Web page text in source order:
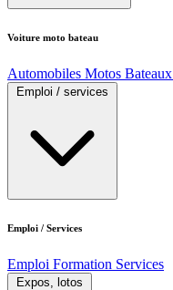
Voiture moto bateau
Automobiles Motos Bateaux
Emploi / services
Emploi / Services
Emploi Formation Services
Expos, lotos